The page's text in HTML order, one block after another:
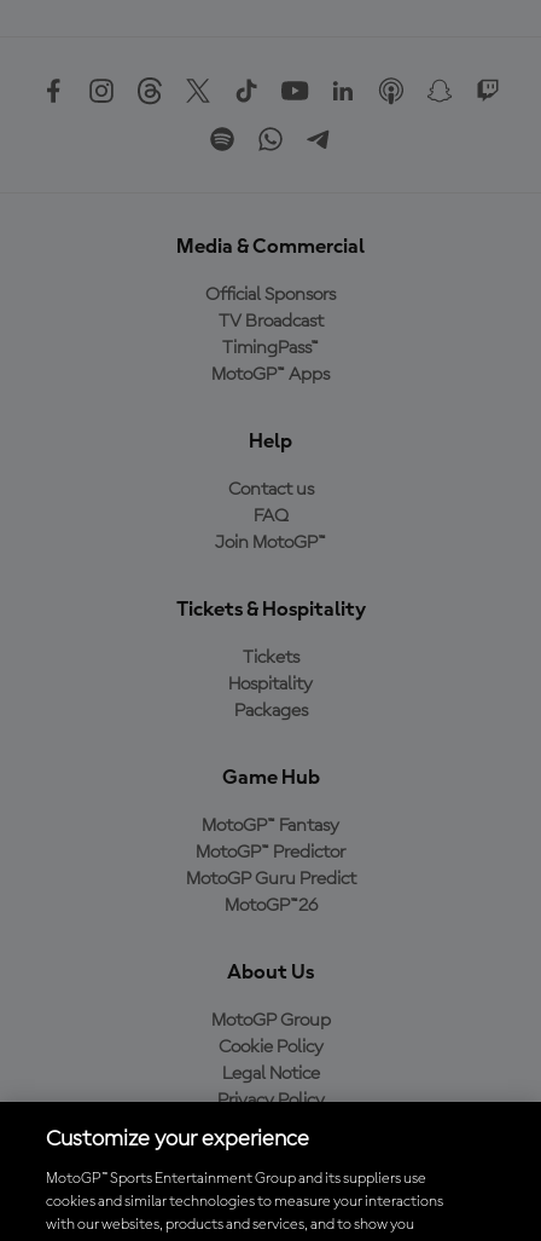
Media & Commercial
Official Sponsors
TV Broadcast
TimingPass™
MotoGP™ Apps
Help
Contact us
FAQ
Join MotoGP™
Tickets & Hospitality
Tickets
Hospitality
Packages
Game Hub
MotoGP™ Fantasy
MotoGP™ Predictor
MotoGP Guru Predict
MotoGP™26
About Us
MotoGP Group
Cookie Policy
Legal Notice
Privacy Policy
Purchase Policy
Baixe o aplicativo oficial da MotoGP™
Customize your experience
MotoGP™ Sports Entertainment Group and its suppliers use
cookies and similar technologies to measure your interactions
with our websites, products and services, and to show you